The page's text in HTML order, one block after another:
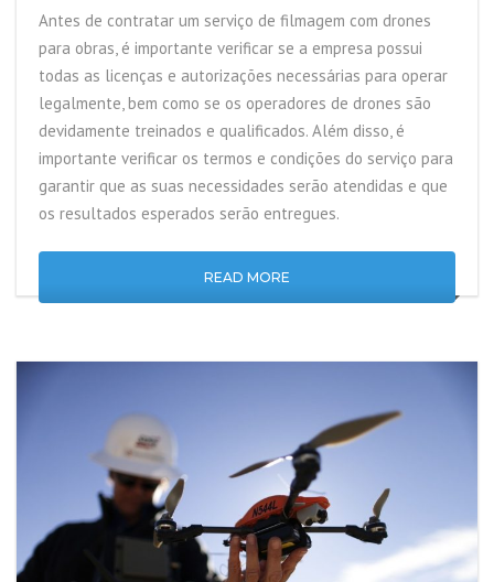
Antes de contratar um serviço de filmagem com drones
para obras, é importante verificar se a empresa possui
todas as licenças e autorizações necessárias para operar
legalmente, bem como se os operadores de drones são
devidamente treinados e qualificados. Além disso, é
importante verificar os termos e condições do serviço para
garantir que as suas necessidades serão atendidas e que
os resultados esperados serão entregues.
READ MORE